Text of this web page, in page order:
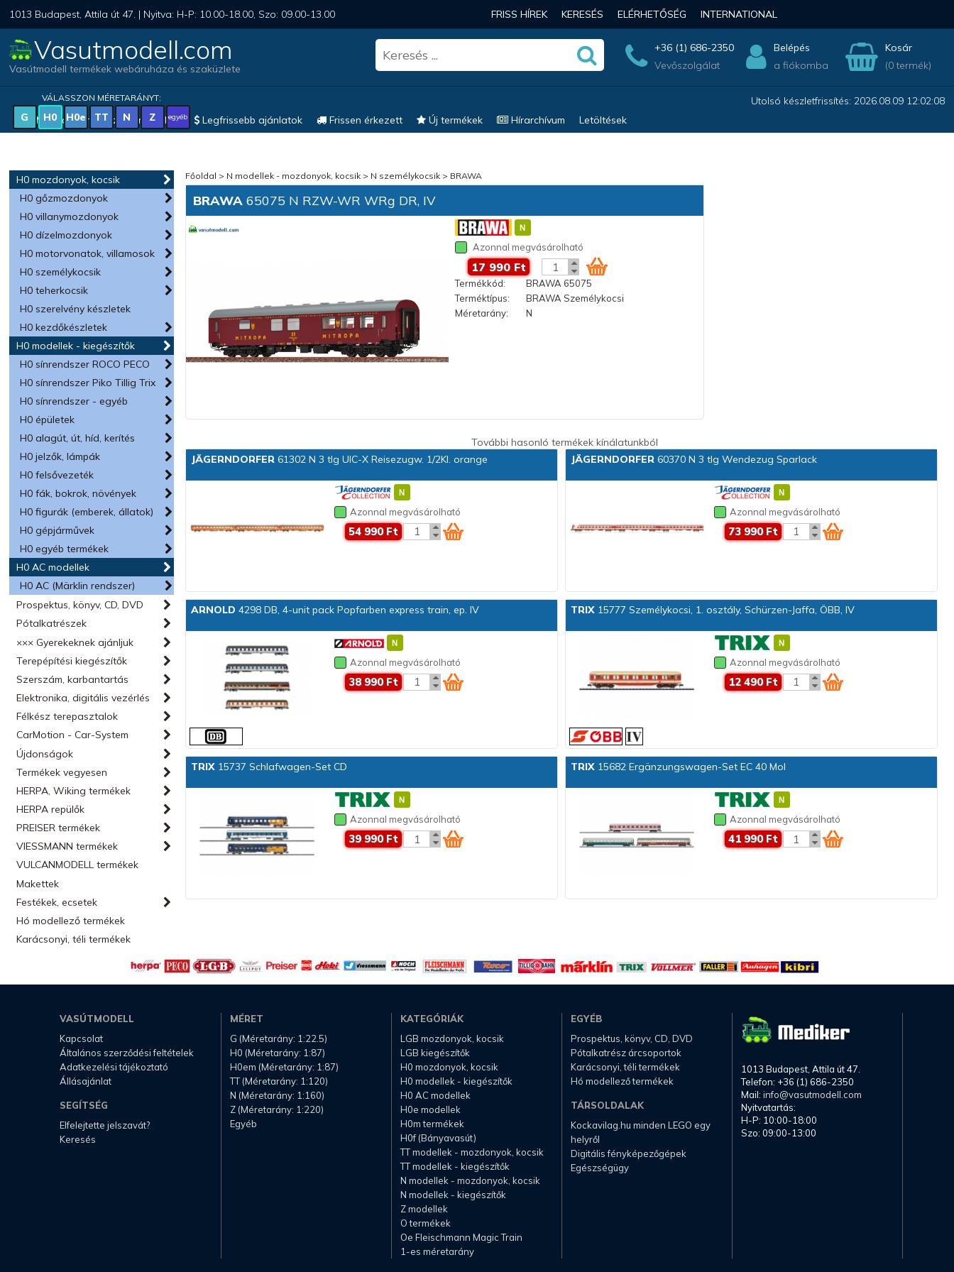
1013 Budapest, Attila út 47. | Nyitva: H-P: 10.00-18.00, Szo: 09.00-13.00 FRISS HÍREK KERESÉS ELÉRHETŐSÉG INTERNATIONAL
Vasutmodell.com
Vasútmodell termékek webáruháza és szaküzlete
+36 (1) 686-2350
Vevőszolgálat
Belépés
a fiókomba
Kosár
(0 termék)
VÁLASSZON MÉRETARÁNYT:
G H0 H0e TT N Z egyéb
Utolsó készletfrissítés: 2026.08.09 12:02:08
Magyar vonatkozású modellek
Legfrissebb ajánlatok Frissen érkezett Új termékek Hírarchívum Letöltések
H0 mozdonyok, kocsik
H0 gőzmozdonyok
H0 villanymozdonyok
H0 dízelmozdonyok
H0 motorvonatok, villamosok
H0 személykocsik
H0 teherkocsik
H0 szerelvény készletek
H0 kezdőkészletek
H0 modellek - kiegészítők
H0 sínrendszer ROCO PECO
H0 sínrendszer Piko Tillig Trix
H0 sínrendszer - egyéb
H0 épületek
H0 alagút, út, híd, kerítés
H0 jelzők, lámpák
H0 felsővezeték
H0 fák, bokrok, növények
H0 figurák (emberek, állatok)
H0 gépjárművek
H0 egyéb termékek
H0 AC modellek
H0 AC (Märklin rendszer)
Prospektus, könyv, CD, DVD
Pótalkatrészek
××× Gyerekeknek ajánljuk
Terepépítési kiegészítők
Szerszám, karbantartás
Elektronika, digitális vezérlés
Félkész terepasztalok
CarMotion - Car-System
Újdonságok
Termékek vegyesen
HERPA, Wiking termékek
HERPA repülők
PREISER termékek
VIESSMANN termékek
VULCANMODELL termékek
Makettek
Festékek, ecsetek
Hó modellező termékek
Karácsonyi, téli termékek
Főoldal > N modellek - mozdonyok, kocsik > N személykocsik > BRAWA
BRAWA 65075 N RZW-WR WRg DR, IV
Azonnal megvásárolható
17 990 Ft
Termékkód:
BRAWA 65075
Terméktípus:
BRAWA Személykocsi
Méretarány:
N
További hasonló termékek kínálatunkból
JÄGERNDORFER 61302 N 3 tlg UIC-X Reisezugw. 1/2Kl. orange
Azonnal megvásárolható
54 990 Ft
JÄGERNDORFER60370 N 3 tlg Wendezug Sparlack
Azonnal megvásárolható
73 990 Ft
ARNOLD 4298 DB, 4-unit pack Popfarben express train, ep. IV
Azonnal megvásárolható
38 990 Ft
TRIX15777 Személykocsi, 1. osztály, Schürzen-Jaffa, ÖBB, IV
Azonnal megvásárolható
12 490 Ft
TRIX 15737 Schlafwagen-Set CD
Azonnal megvásárolható
39 990 Ft
TRIX15682 Ergänzungswagen-Set EC 40 Mol
Azonnal megvásárolható
41 990 Ft
VASÚTMODELL
Kapcsolat
Általános szerződési feltételek
Adatkezelési tájékoztató
Állásajánlat
SEGÍTSÉG
Elfelejtette jelszavát?
Keresés
MÉRET
G (Méretarány: 1:22.5)
H0 (Méretarány: 1:87)
H0em (Méretarány: 1:87)
TT (Méretarány: 1:120)
N (Méretarány: 1:160)
Z (Méretarány: 1:220)
Egyéb
KATEGÓRIÁK
LGB mozdonyok, kocsik
LGB kiegészítők
H0 mozdonyok, kocsik
H0 modellek - kiegészítők
H0 AC modellek
H0e modellek
H0m termékek
H0f (Bányavasút)
TT modellek - mozdonyok, kocsik
TT modellek - kiegészítők
N modellek - mozdonyok, kocsik
N modellek - kiegészítők
Z modellek
O termékek
Oe Fleischmann Magic Train
1-es méretarány
EGYÉB
Prospektus, könyv, CD, DVD
Pótalkatrész árcsoportok
Karácsonyi, téli termékek
Hó modellező termékek
TÁRSOLDALAK
Kockavilag.hu minden LEGO egy
helyről
Digitális fényképezőgépek
Egészségügy
1013 Budapest, Attila út 47.
Telefon: +36 (1) 686-2350
Mail: info@vasutmodell.com
Nyitvatartás:
H-P: 10:00-18:00
Szo: 09:00-13:00